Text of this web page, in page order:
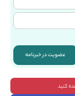
عضویت در خبرنامه
کنید